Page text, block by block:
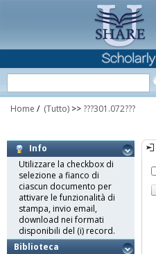
Home / (Tutto) >> ???301.072???
Info
Utilizzare la checkbox di
selezione a fianco di
ciascun documento per
attivare le funzionalità di
stampa, invio email,
download nei formati
disponibili del (i) record.
Biblioteca